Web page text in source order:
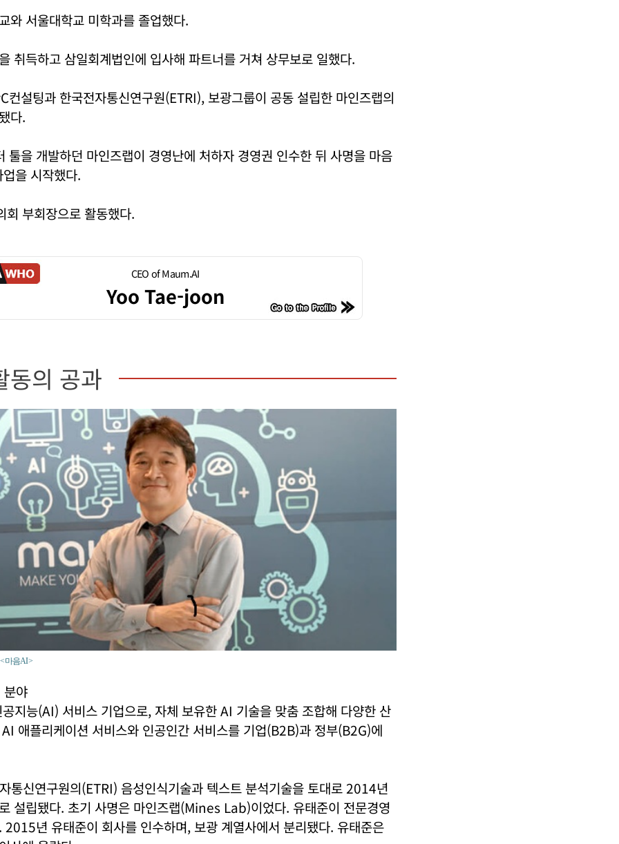
와 서울대학교 미학과를 졸업했다.
취득하고 삼일회계법인에 입사해 파트너를 거쳐 상무보로 일했다.
설팅과 한국전자통신연구원(ETRI), 보광그룹이 공동 설립한 마인즈랩의
다.
툴을 개발하던 마인즈랩이 경영난에 처하자 경영권 인수한 뒤 사명을 마음
을 시작했다.
회 부회장으로 활동했다.
CEO of Maum.AI
Yoo Tae-joon
동의 공과
마음AI >
야
지능(AI) 서비스 기업으로, 자체 보유한 AI 기술을 맞춤 조합해 다양한 산
애플리케이션 서비스와 인공인간 서비스를 기업(B2B)과 정부(B2G)에
통신연구원의(ETRI) 음성인식기술과 텍스트 분석기술을 토대로 2014년
설립됐다. 초기 사명은 마인즈랩(Mines Lab)이었다. 유태준이 전문경영
2015년 유태준이 회사를 인수하며, 보광 계열사에서 분리됐다. 유태준은